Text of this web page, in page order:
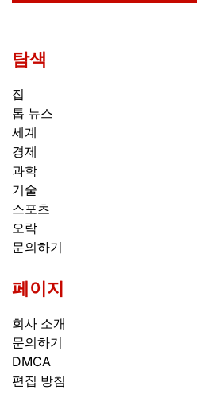
탐색
집
톱 뉴스
세계
경제
과학
기술
스포츠
오락
문의하기
페이지
회사 소개
문의하기
DMCA
편집 방침